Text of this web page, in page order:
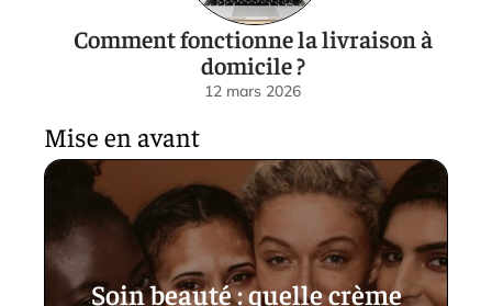
Comment fonctionne la livraison à
domicile ?
12 mars 2026
Mise en avant
Soin beauté : quelle crème